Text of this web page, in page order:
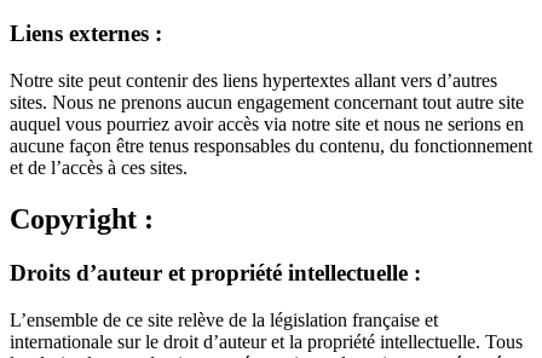
Liens externes :
Notre site peut contenir des liens hypertextes allant vers d’autres
sites. Nous ne prenons aucun engagement concernant tout autre site
auquel vous pourriez avoir accès via notre site et nous ne serions en
aucune façon être tenus responsables du contenu, du fonctionnement
et de l’accès à ces sites.
Copyright :
Droits d’auteur et propriété intellectuelle :
L’ensemble de ce site relève de la législation française et
internationale sur le droit d’auteur et la propriété intellectuelle. Tous